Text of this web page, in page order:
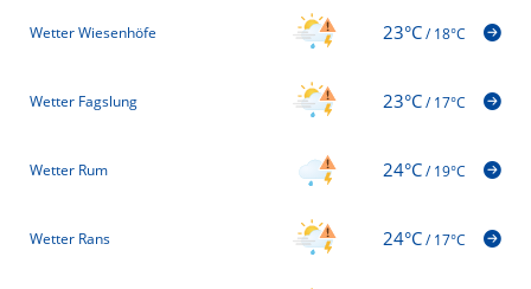
Wetter Wiesenhöfe 23°C/18°C
Wetter Fagslung 23°C/17°C
Wetter Rum 24°C/19°C
Wetter Rans 24°C/17°C